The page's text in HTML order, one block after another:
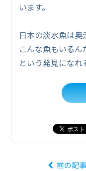
います。
日本の淡水魚は奥
こんな魚もいるん
という発見になれ
前の記事